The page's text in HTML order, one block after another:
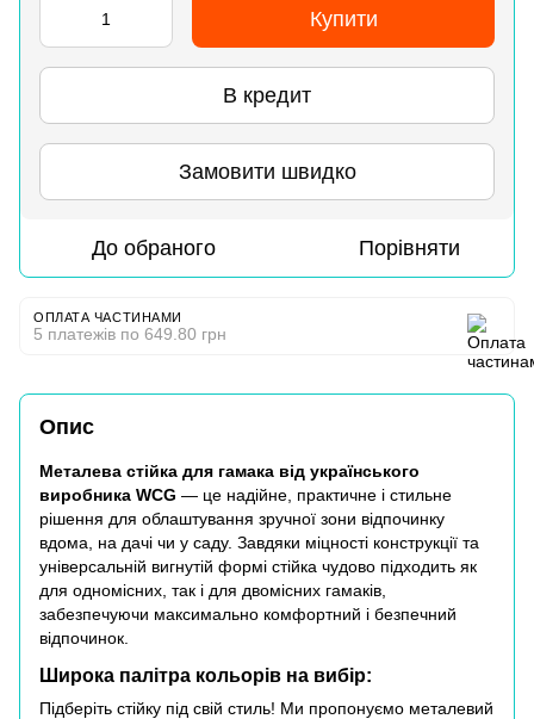
Купити
В кредит
Замовити швидко
До обраного Порівняти
ОПЛАТА ЧАСТИНАМИ
5 платежів по 649.80 грн
Опис
Металева стійка для гамака від українського
виробника WCG — це надійне, практичне і стильне
рішення для облаштування зручної зони відпочинку
вдома, на дачі чи у саду. Завдяки міцності конструкції та
універсальній вигнутій формі стійка чудово підходить як
для одномісних, так і для двомісних гамаків,
забезпечуючи максимально комфортний і безпечний
відпочинок.
Широка палітра кольорів на вибір:
Підберіть стійку під свій стиль! Ми пропонуємо металевий